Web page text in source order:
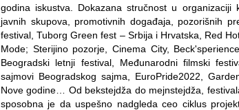
godina iskustva. Dokazana stručnost u organizaciji
javnih skupova, promotivnih događaja, pozorišnih
festival, Tuborg Green fest – Srbija i Hrvatska, Red
Mode; Sterijino pozorje, Cinema City,
Beogradski letnji festival, Međunarodni filmski
sajmovi Beogradskog sajma, EuroPride2022,
Nove godine… Od bekstejdža do mejnstejdža,
sposobna je da uspešno nadgleda ceo ciklus